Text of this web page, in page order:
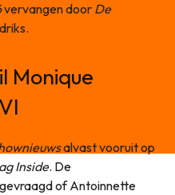
vervangen door De
Monique
alvast vooruit op
Inside. De
of Antoinnette